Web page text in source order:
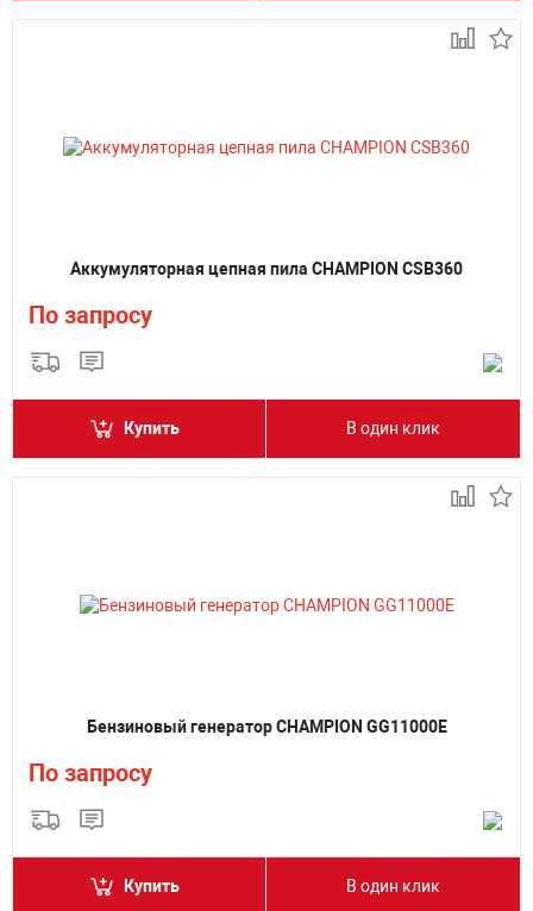
Аккумуляторная цепная пила CHAMPION CSB360
По запросу
Купить В один клик
Бензиновый генератор CHAMPION GG11000E
По запросу
Купить В один клик